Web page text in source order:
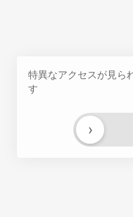
特異なアクセスが見ら
す
›